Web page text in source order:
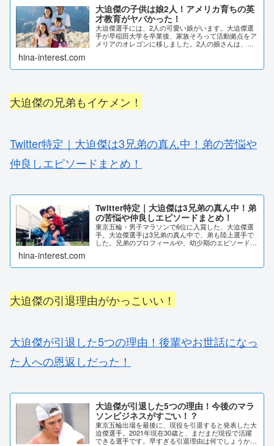
大迫傑の子供は娘2人！アメリカ育ちの英
才教育がヤバかった！
大迫傑選手には、2人の可愛い娘がいます。大迫傑選
手が早稲田大学を卒業後、家族そろって活動拠点をア
メリアのオレゴンに移しました。2人の娘さんは、ど
hina-interest.com
大迫傑の兄弟もイケメン！
Twitter特定｜大迫傑は3兄弟の真ん中！弟の苦悩や
仲良しエピソードまとめ！
Twitter特定｜大迫傑は3兄弟の真ん中！弟
の苦悩や仲良しエピソードまとめ！
東京五輪・男子マラソンで6位に入賞した、大迫傑選
手。大迫傑選手は3兄弟の真ん中で、弟も陸上選手で
した。兄弟のプロフィールや、幼少期のエピソードな
どを調査していきます。Twitter特定｜大迫傑は3兄弟
hina-interest.com
大迫傑の引退理由がかっこいい！
大迫傑が引退した5つの理由！後輩やお世話になっ
た人への恩返しだった！
大迫傑が引退した5つの理由！今後のマラ
ソンビジネスがすごい！？
東京五輪出場を最後に、現役を引退すると発表した大
迫傑選手。2021年現在30歳と、まだまだ現役で活躍
できる選手です。早すぎる引退理由は何でしょうか？